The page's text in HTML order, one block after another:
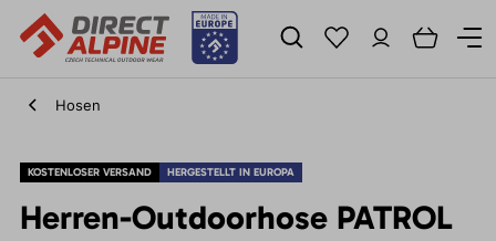
Hosen
KOSTENLOSER VERSAND HERGESTELLT IN EUROPA
Herren-Outdoorhose PATROL